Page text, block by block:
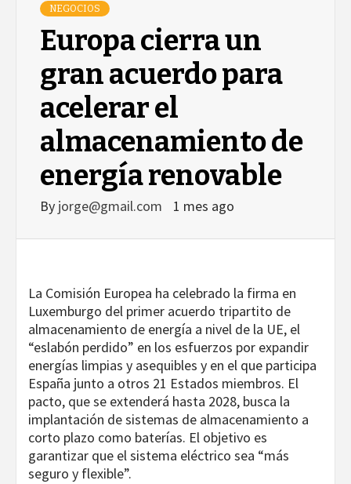
NEGOCIOS
Europa cierra un
gran acuerdo para
acelerar el
almacenamiento de
energía renovable
By jorge@gmail.com 1 mes ago
La Comisión Europea ha celebrado la firma en
Luxemburgo del primer acuerdo tripartito de
almacenamiento de energía a nivel de la UE, el
“eslabón perdido” en los esfuerzos por expandir
energías limpias y asequibles y en el que participa
España junto a otros 21 Estados miembros. El
pacto, que se extenderá hasta 2028, busca la
implantación de sistemas de almacenamiento a
corto plazo como baterías. El objetivo es
garantizar que el sistema eléctrico sea “más
seguro y flexible”.